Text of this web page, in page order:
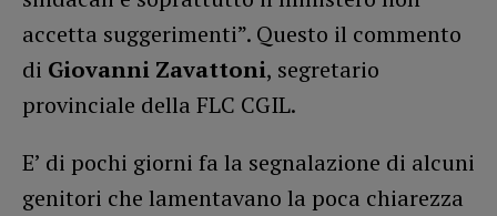
accetta suggerimenti”. Questo il commento
di Giovanni Zavattoni, segretario
provinciale della FLC CGIL.
E’ di pochi giorni fa la segnalazione di alcuni
genitori che lamentavano la poca chiarezza